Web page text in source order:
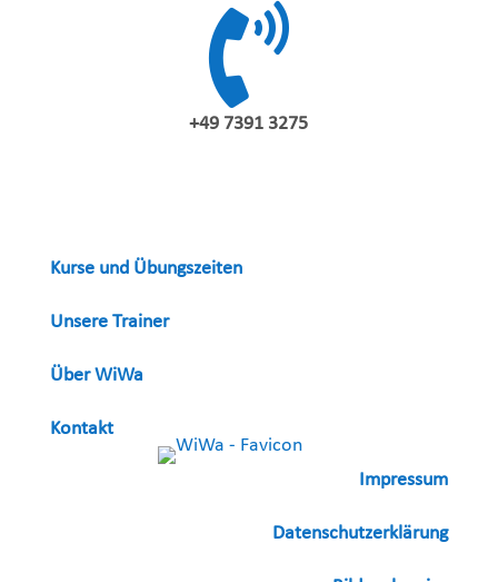

+49 7391 3275
Kurse und Übungszeiten
Unsere Trainer
Über WiWa
Kontakt
Impressum
Datenschutzerklärung